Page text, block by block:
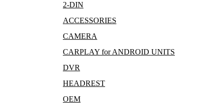
2-DIN
ACCESSORIES
CAMERA
CARPLAY for ANDROID UNITS
DVR
HEADREST
OEM